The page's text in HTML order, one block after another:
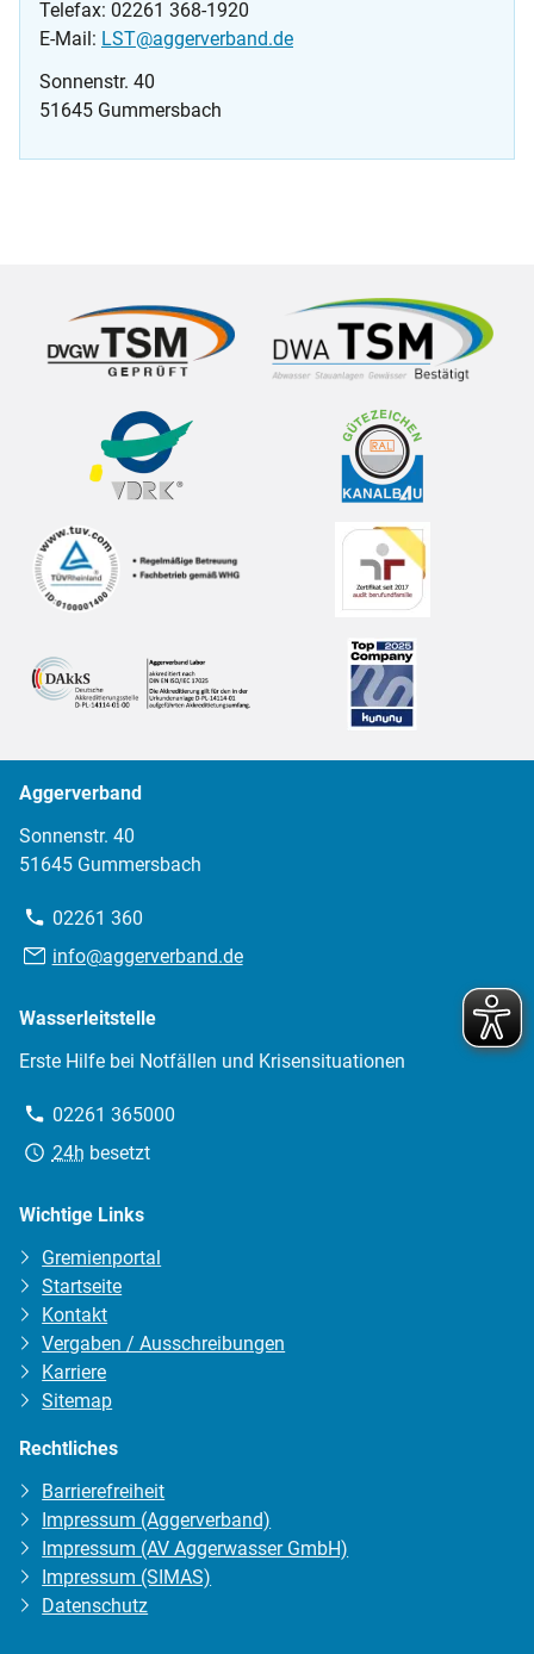
Telefax: 02261 368-1920
E-Mail: LST@aggerverband.de
Sonnenstr. 40
51645 Gummersbach
Aggerverband
Sonnenstr. 40
51645 Gummersbach
Telefon:
02261 360
E-
Mail:
info@aggerverband.de
Wasserleitstelle
Erste Hilfe bei Notfällen und Krisensituationen
Telefon:
02261 365000
Erreichbarkeit:
24h besetzt
Wichtige Links
Gremienportal
Startseite
Kontakt
Vergaben / Ausschreibungen
Karriere
Sitemap
Rechtliches
Barrierefreiheit
Impressum (Aggerverband)
Impressum (AV Aggerwasser GmbH)
Impressum (SIMAS)
Datenschutz